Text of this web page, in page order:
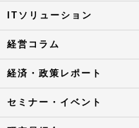
ITソリューション
経営コラム
経済・政策レポート
セミナー・イベント